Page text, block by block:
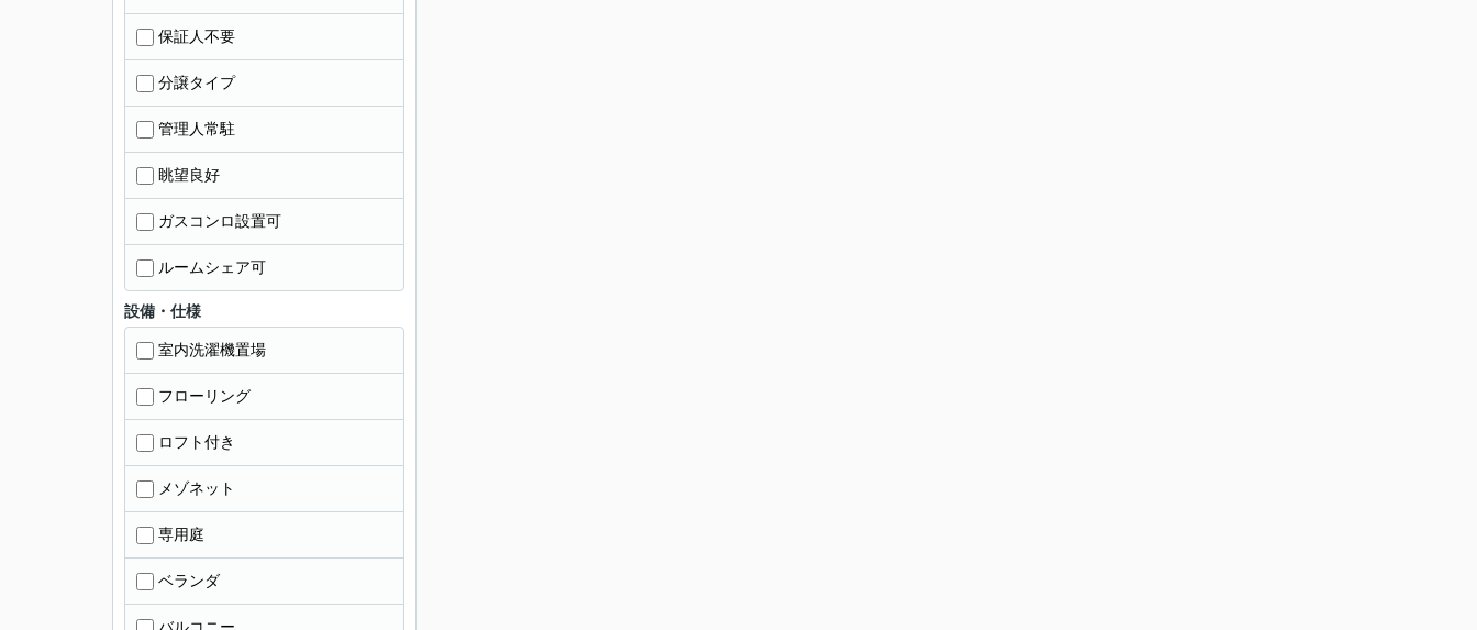
保証人不要
分譲タイプ
管理人常駐
眺望良好
ガスコンロ設置可
ルームシェア可
設備・仕様
室内洗濯機置場
フローリング
ロフト付き
メゾネット
専用庭
ベランダ